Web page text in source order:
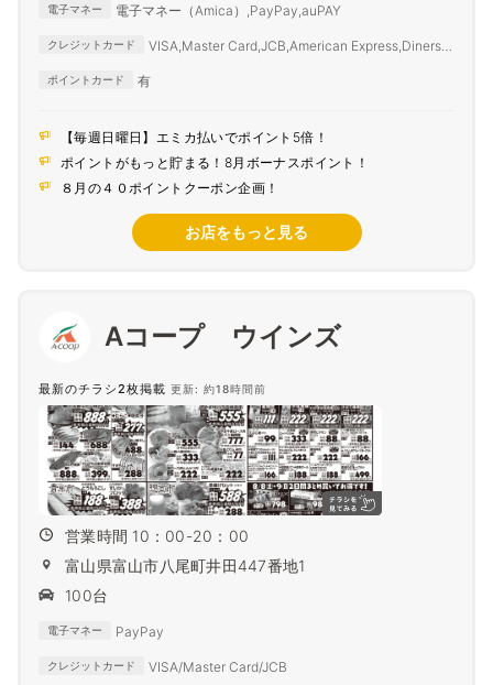
電子マネー 電子マネー（Amica）,PayPay,auPAY
クレジットカード
VISA,Master Card,JCB,American Express,Diners
ポイントカード 有
【毎週日曜日】エミカ払いでポイント5倍！
ポイントがもっと貯まる！8月ボーナスポイント！
８月の４０ポイントクーポン企画！
お店をもっと見る
Aコープ ウインズ
最新のチラシ2枚掲載 更新: 約18時間前
営業時間 10：00-20：00
富山県富山市八尾町井田447番地1
100台
電子マネー PayPay
クレジットカード VISA/Master Card/JCB